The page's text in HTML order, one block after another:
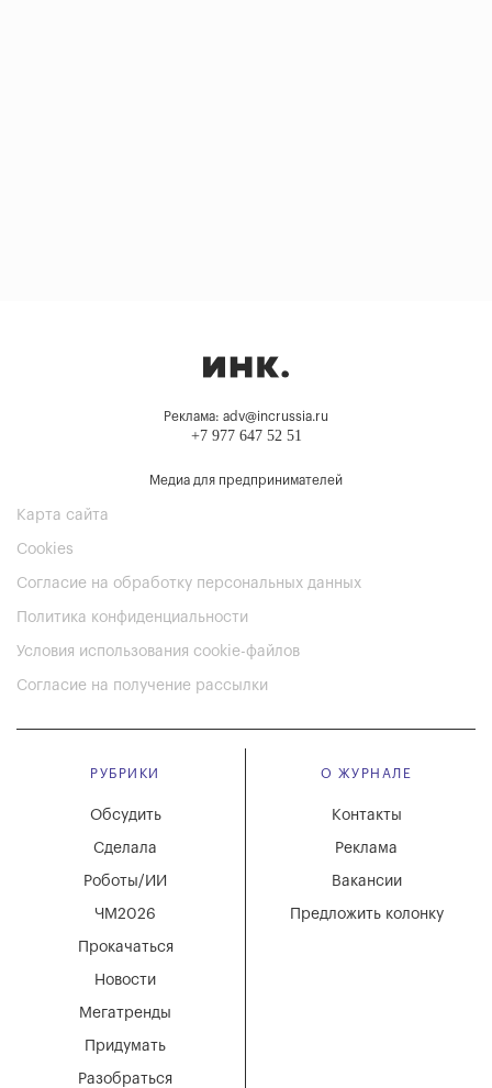
Реклама: adv@incrussia.ru
+7 977 647 52 51
Медиа для предпринимателей
Карта сайта
Cookies
Согласие на обработку персональных данных
Политика конфиденциальности
Условия использования cookie-файлов
Согласие на получение рассылки
РУБРИКИ
Мегатренды
Придумать
Разобраться
Новости
Обсудить
Сделала
Роботы/ИИ
ЧМ2026
Прокачаться
О ЖУРНАЛЕ
Вакансии
Реклама
Контакты
Предложить колонку